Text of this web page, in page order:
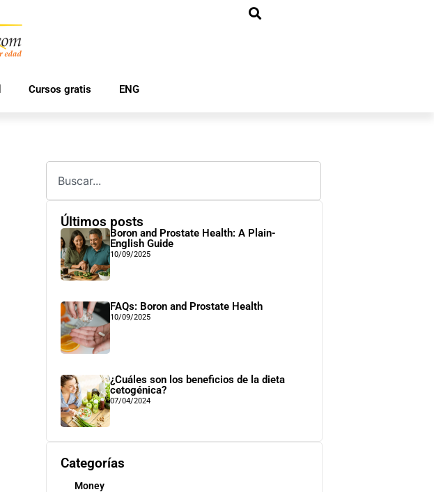
Cursos gratis ENG
Últimos posts
Boron and Prostate Health: A Plain-
English Guide
10/09/2025
FAQs: Boron and Prostate Health
10/09/2025
¿Cuáles son los beneficios de la dieta
cetogénica?
07/04/2024
Categorías
Money